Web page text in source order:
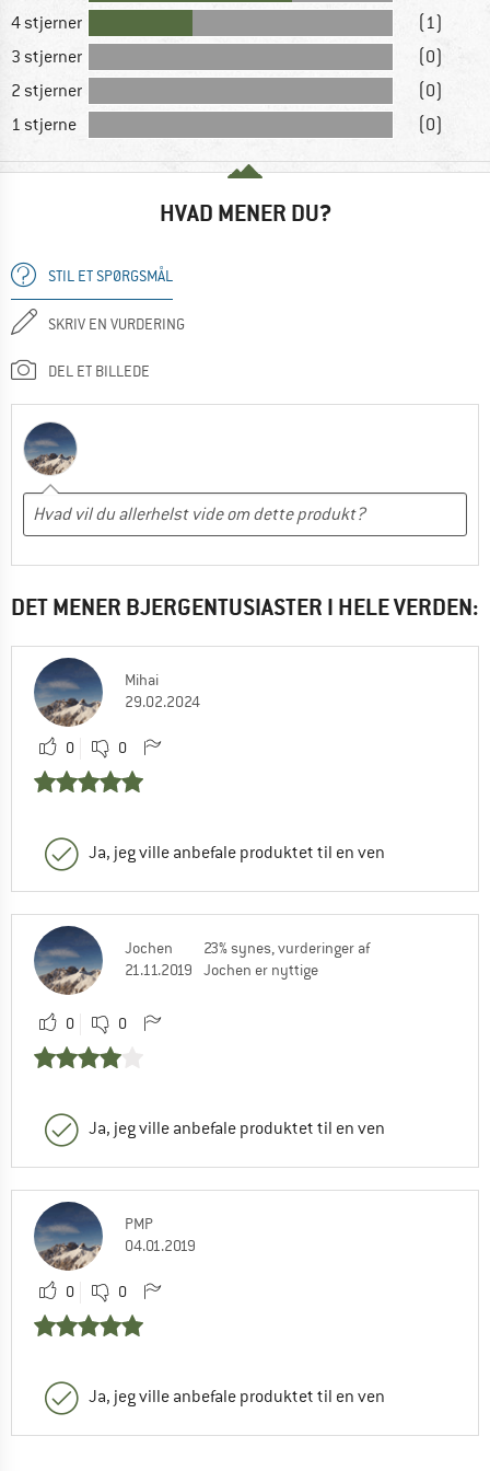
4 stjerner
(1)
3 stjerner
(0)
2 stjerner
(0)
1 stjerne
(0)
HVAD MENER DU?
STIL ET SPØRGSMÅL
SKRIV EN VURDERING
DEL ET BILLEDE
DET MENER BJERGENTUSIASTER I HELE VERDEN:
Mihai
29.02.2024
0 0
Ja, jeg ville anbefale produktet til en ven
Jochen
21.11.2019
23% synes, vurderinger af
Jochen er nyttige
0 0
Ja, jeg ville anbefale produktet til en ven
PMP
04.01.2019
0 0
Ja, jeg ville anbefale produktet til en ven